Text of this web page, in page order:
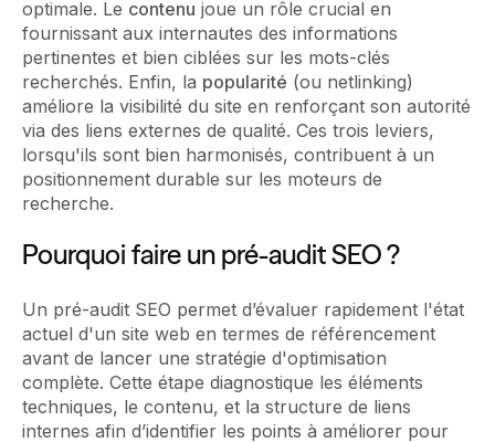
optimale. Le contenu joue un rôle crucial en
fournissant aux internautes des informations
pertinentes et bien ciblées sur les mots-clés
recherchés. Enfin, la popularité (ou netlinking)
améliore la visibilité du site en renforçant son autorité
via des liens externes de qualité. Ces trois leviers,
lorsqu'ils sont bien harmonisés, contribuent à un
positionnement durable sur les moteurs de
recherche.
Pourquoi faire un pré-audit SEO ?
Un pré-audit SEO permet d’évaluer rapidement l'état
actuel d'un site web en termes de référencement
avant de lancer une stratégie d'optimisation
complète. Cette étape diagnostique les éléments
techniques, le contenu, et la structure de liens
internes afin d’identifier les points à améliorer pour